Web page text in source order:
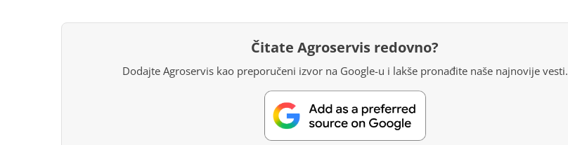
Čitate Agroservis redovno?
Dodajte Agroservis kao preporučeni izvor na Google-u i lakše pronađite naše najnovije vesti.